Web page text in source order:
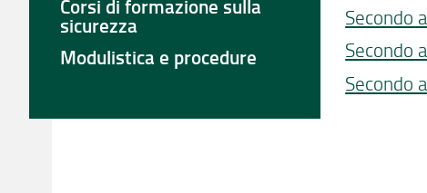
Secondo
Secondo
Secondo
Corsi di formazione sulla
sicurezza
Modulistica e procedure